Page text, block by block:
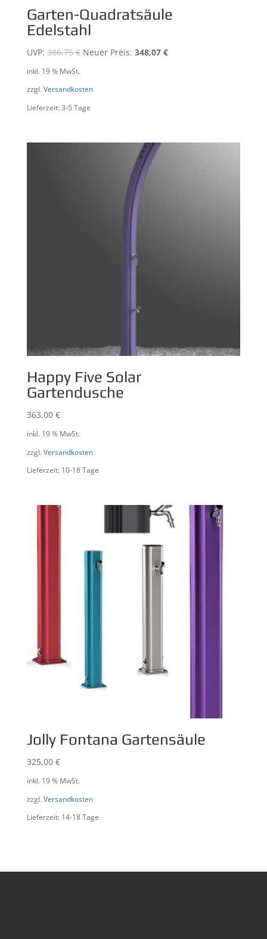
Garten-Quadratsäule
Edelstahl
UVP: 386,75€ Neuer Preis: 348,07 €
inkl. 19 % MwSt.
zzgl.Versandkosten
Lieferzeit: 3-5 Tage
Happy Five Solar
Gartendusche
363,00 €
inkl. 19 % MwSt.
zzgl. Versandkosten
Lieferzeit: 10-18 Tage
Jolly Fontana Gartensäule
325,00 €
inkl. 19 % MwSt.
zzgl. Versandkosten
Lieferzeit: 14-18 Tage